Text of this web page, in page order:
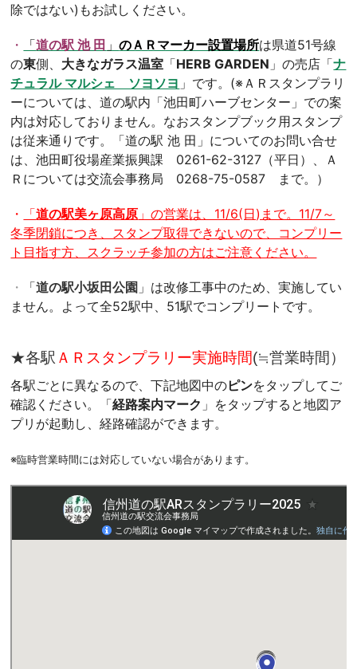
除ではない)もお試しください。
・ 「道の駅 池 田 」のＡＲマーカー設置場所は県道51号線
の東側、 大きなガラス温室 「HERB GARDEN 」の売店「ナ
チュラル マルシェ ソヨソヨ 」です。(※ＡＲスタンプラリ
ーについては、道の駅内「池田町ハーブセンター」での案
内は対応しておりません。なおスタンプブック用スタンプ
は従来通りです。「道の駅 池 田」についてのお問い合せ
は、池田町役場産業振興課 0261-62-3127（平日）、Ａ
Ｒについては交流会事務局 0268-75-0587 まで。）
・ 「道の駅美ヶ原高原 」の営業は、11/6(日)まで。11/7～
冬季閉鎖につき、スタンプ取得できないので、コンプリー
ト目指す方、スクラッチ参加の方はご注意ください。
・ 「道の駅小坂田公園 」は改修工事中のため、実施してい
ません。よって全52駅中、51駅でコンプリートです。
★各駅 ＡＲスタンプラリー実施時間(≒営業時間）
各駅ごとに異なるので、下記地図中のピンをタップしてご
確認ください。「経路案内マーク 」をタップすると地図ア
プリが起動し、経路確認ができます。
※臨時営業時間には対応していない場合があります。